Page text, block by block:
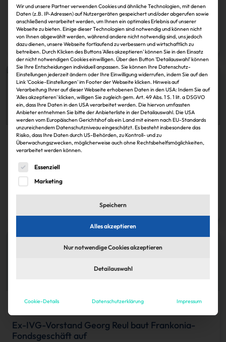
Youniq: Nonnengässer zum CEO berufen
IZ 30.11.2024
Zum Artikel
Köpfe
Axa Real Estate…
IZ 30.11.2024
Köpfe
Ex-IVG-Vorstand Georg Reul baut Frankonia-
Fondsgeschäft auf
Wir und unsere Partner verwenden Cookies und ähnliche Technologien, mit denen
Daten (z.B. IP-Adressen) auf Nutzergeräten gespeichert und/oder abgerufen sowie
anschließend verarbeitet werden, um Ihnen ein optimales Erlebnis auf unserer
Webseite zu bieten. Einige dieser Technologien sind notwendig und können nicht
von Ihnen abgewählt werden, während andere nicht notwendig sind, uns jedoch
dazu dienen, unsere Webseite fortlaufend zu verbessern und wirtschaftlich zu
betreiben. Durch Klicken des Buttons 'Alles akzeptieren' können Sie in den Einsatz
der nicht notwendigen Cookies einwilligen. Über den Button 'Detailauswahl' können
Sie Ihre Entscheidungen individuell anpassen. Sie können Ihre Datenschutz-
Einstellungen jederzeit ändern oder Ihre Einwilligung widerrufen, indem Sie auf den
Link 'Cookie-Einstellungen' im Footer der Webseite klicken. Hinweis auf
Verarbeitung Ihrer auf dieser Webseite erhobenen Daten in den USA: Indem Sie auf
'Alles akzeptieren' klicken, willigen Sie zugleich gem. Art. 49 Abs. 1 S. 1 lit. a DSGVO
ein, dass Ihre Daten in den USA verarbeitet werden. Die hiervon umfassten
Anbieter entnehmen Sie bitte der Anbieterliste in der Detailauswahl. Die USA
werden vom Europäischen Gerichtshof als ein Land mit einem nach EU-Standards
unzureichendem Datenschutzniveau eingeschätzt. Es besteht insbesondere das
Risiko, dass Ihre Daten durch US-Behörden, zu Kontroll- und zu
Überwachungszwecken, möglicherweise auch ohne Rechtsbehelfsmöglichkeiten,
verarbeitet werden können.
Es folgt eine Liste der Service-Gruppen, für die eine
Essenziell
Marketing
Speichern
Alles akzeptieren
Nur notwendige Cookies akzeptieren
Detailauswahl
Cookie-Details Datenschutzerklärung Impressum